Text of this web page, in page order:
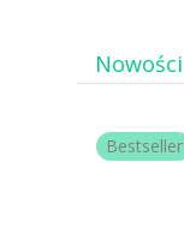
Nowości
Bestseller